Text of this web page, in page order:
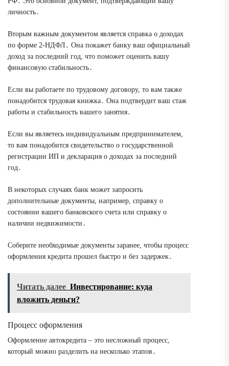
личность․
Вторым важным документом является справка о доходах
по форме 2-НДФЛ․ Она покажет банку ваш официальный
доход за последний год, что поможет оценить вашу
финансовую стабильность․
Если вы работаете по трудовому договору, то вам также
понадобится трудовая книжка․ Она подтвердит ваш стаж
работы и стабильность вашего занятия․
Если вы являетесь индивидуальным предпринимателем,
то вам понадобится свидетельство о государственной
регистрации ИП и декларация о доходах за последний
год․
В некоторых случаях банк может запросить
дополнительные документы, например, справку о
состоянии вашего банковского счета или справку о
наличии недвижимости․
Соберите необходимые документы заранее, чтобы процесс
оформления кредита прошел быстро и без задержек․
Читать далее Инвестирование: куда
вложить деньги?
Процесс оформления
Оформление автокредита – это несложный процесс,
который можно разделить на несколько этапов․